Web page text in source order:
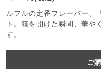
ルフルの定番フレーバー、
ト。箱を開けた瞬間、華や
す。
ご